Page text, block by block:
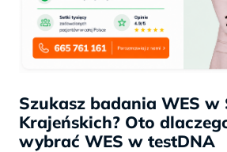
Szukasz badania WES w
Krajeńskich? Oto
wybrać WES w testDNA